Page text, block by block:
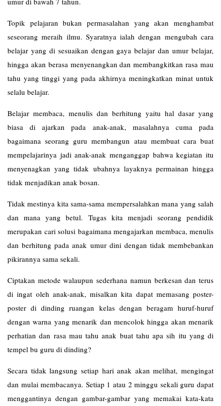
Topik pelajaran bukan permasalahan yang akan menghambat
seseorang meraih ilmu. Syaratnya ialah dengan mengubah cara
belajar yang di sesuaikan dengan gaya belajar dan umur belajar,
hingga akan berasa menyenangkan dan membangkitkan rasa mau
tahu yang tinggi yang pada akhirnya meningkatkan minat untuk
selalu belajar.
Belajar membaca, menulis dan berhitung yaitu hal dasar yang
biasa di ajarkan pada anak-anak, masalahnya cuma pada
bagaimana seorang guru membangun atau membuat cara buat
mempelajarinya jadi anak-anak menganggap bahwa kegiatan itu
menyenagkan yang tidak ubahnya layaknya permainan hingga
tidak menjadikan anak bosan.
Tidak mestinya kita sama-sama mempersalahkan mana yang salah
dan mana yang betul. Tugas kita menjadi seorang pendidik
merupakan cari solusi bagaimana mengajarkan membaca, menulis
dan berhitung pada anak umur dini dengan tidak membebankan
pikirannya sama sekali.
Ciptakan metode walaupun sederhana namun berkesan dan terus
di ingat oleh anak-anak, misalkan kita dapat memasang poster-
poster di dinding ruangan kelas dengan beragam huruf-huruf
dengan warna yang menarik dan mencolok hingga akan menarik
perhatian dan rasa mau tahu anak buat tahu apa sih itu yang di
tempel bu guru di dinding?
Secara tidak langsung setiap hari anak akan melihat, mengingat
dan mulai membacanya. Setiap 1 atau 2 minggu sekali guru dapat
menggantinya dengan gambar-gambar yang memakai kata-kata